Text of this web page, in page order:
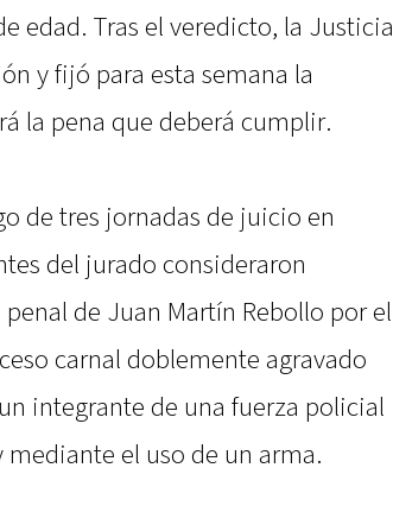
edad. Tras el veredicto, la Justicia
y fijó para esta semana la
la pena que deberá cumplir.
de tres jornadas de juicio en
del jurado consideraron
de Juan Martín Rebollo por el
carnal doblemente agravado
integrante de una fuerza policial
el uso de un arma.